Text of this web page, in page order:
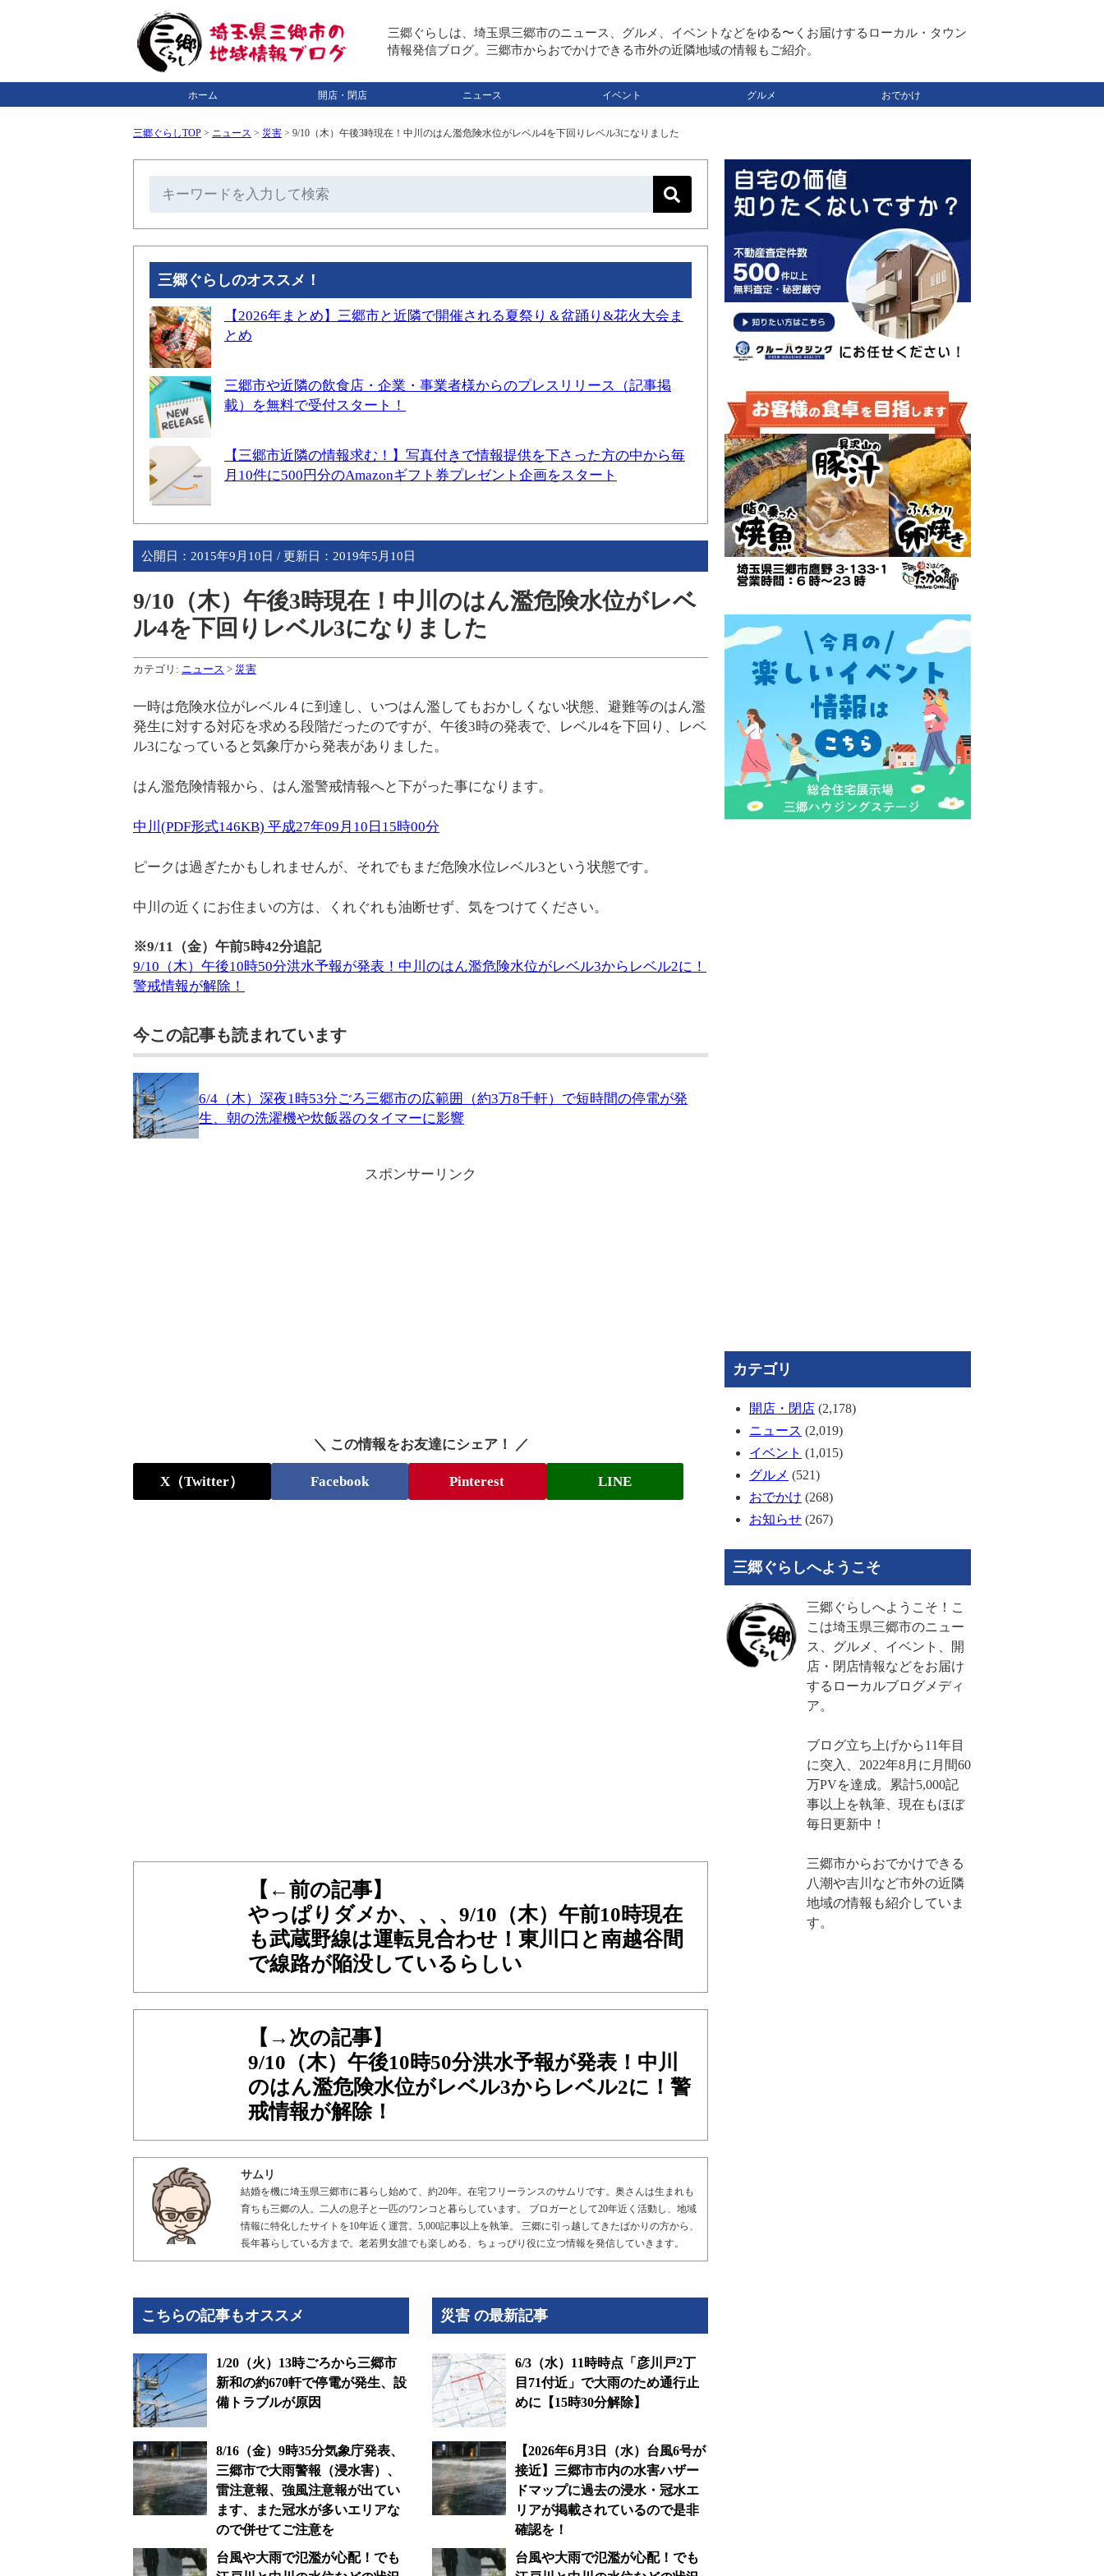
三郷ぐらしは、埼玉県三郷市のニュース、グルメ、イベントなどをゆる〜くお届けするローカル・タウン
情報発信ブログ。三郷市からおでかけできる市外の近隣地域の情報もご紹介。
ホーム 開店・閉店 ニュース イベント グルメ おでかけ
三郷ぐらしTOP > ニュース > 災害 > 9/10（木）午後3時現在！中川のはん濫危険水位がレベル4を下回りレベル3になりました
三郷ぐらしのオススメ！
【2026年まとめ】三郷市と近隣で開催される夏祭り＆盆踊り&花火大会ま
とめ
三郷市や近隣の飲食店・企業・事業者様からのプレスリリース（記事掲
載）を無料で受付スタート！
【三郷市近隣の情報求む！】写真付きで情報提供を下さった方の中から毎
月10件に500円分のAmazonギフト券プレゼント企画をスタート
公開日： 2015年9月10日 / 更新日： 2019年5月10日
9/10（木）午後3時現在！中川のはん濫危険水位がレベ
ル4を下回りレベル3になりました
カテゴリ: ニュース > 災害
一時は危険水位がレベル４に到達し、いつはん濫してもおかしくない状態、避難等のはん濫
発生に対する対応を求める段階だったのですが、午後3時の発表で、レベル4を下回り、レベ
ル3になっていると気象庁から発表がありました。
はん濫危険情報から、はん濫警戒情報へと下がった事になります。
中川(PDF形式146KB) 平成27年09月10日15時00分
ピークは過ぎたかもしれませんが、それでもまだ危険水位レベル3という状態です。
中川の近くにお住まいの方は、くれぐれも油断せず、気をつけてください。
※9/11（金）午前5時42分追記
9/10（木）午後10時50分洪水予報が発表！中川のはん濫危険水位がレベル3からレベル2に！
警戒情報が解除！
今この記事も読まれています
6/4（木）深夜1時53分ごろ三郷市の広範囲（約3万8千軒）で短時間の停電が発
生、朝の洗濯機や炊飯器のタイマーに影響
スポンサーリンク
＼ この情報をお友達にシェア！ ／
X（Twitter） Facebook Pinterest LINE
【←前の記事】
やっぱりダメか、、、9/10（木）午前10時現在
も武蔵野線は運転見合わせ！東川口と南越谷間
で線路が陥没しているらしい
【→次の記事】
9/10（木）午後10時50分洪水予報が発表！中川
のはん濫危険水位がレベル3からレベル2に！警
戒情報が解除！
サムリ
結婚を機に埼玉県三郷市に暮らし始めて、約20年。在宅フリーランスのサムリです。奥さんは生まれも
育ちも三郷の人。二人の息子と一匹のワンコと暮らしています。 ブロガーとして20年近く活動し、地域
情報に特化したサイトを10年近く運営。5,000記事以上を執筆。 三郷に引っ越してきたばかりの方から、
長年暮らしている方まで。老若男女誰でも楽しめる、ちょっぴり役に立つ情報を発信していきます。
こちらの記事もオススメ
1/20（火）13時ごろから三郷市
新和の約670軒で停電が発生、設
備トラブルが原因
8/16（金）9時35分気象庁発表、
三郷市で大雨警報（浸水害）、
雷注意報、強風注意報が出てい
ます、また冠水が多いエリアな
ので併せてご注意を
台風や大雨で氾濫が心配！でも
災害 の最新記事
6/3（水）11時時点「彦川戸2丁
目71付近」で大雨のため通行止
めに【15時30分解除】
【2026年6月3日（水）台風6号が
接近】三郷市市内の水害ハザー
ドマップに過去の浸水・冠水エ
リアが掲載されているので是非
確認を！
台風や大雨で氾濫が心配！でも
カテゴリ
開店・閉店 (2,178)
ニュース (2,019)
イベント (1,015)
グルメ (521)
おでかけ (268)
お知らせ (267)
三郷ぐらしへようこそ
三郷ぐらしへようこそ！こ
こは埼玉県三郷市のニュー
ス、グルメ、イベント、開
店・閉店情報などをお届け
するローカルブログメディ
ア。
ブログ立ち上げから11年目
に突入、2022年8月に月間60
万PVを達成。累計5,000記
事以上を執筆、現在もほぼ
毎日更新中！
三郷市からおでかけできる
八潮や吉川など市外の近隣
地域の情報も紹介していま
す。